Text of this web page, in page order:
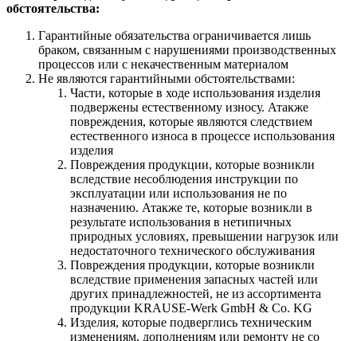
обстоятельства:
Гарантийные обязательства ограничивается лишь
браком, связанным с нарушениями производственных
процессов или с некачественным материалом
Не являются гарантийными обстоятельствами:
Части, которые в ходе использования изделия
подвержены естественному износу. Атакже
повреждения, которые являются следствием
естественного износа в процессе использования
изделия
Повреждения продукции, которые возникли
вследствие несоблюдения инструкции по
эксплуатации или использования не по
назначению. Атакже те, которые возникли в
результате использования в нетипичных
природных условиях, превышении нагрузок или
недостаточного технического обслуживания
Повреждения продукции, которые возникли
вследствие применения запасных частей или
других принадлежностей, не из ассортимента
продукции KRAUSE-Werk GmbH & Со. KG
Изделия, которые подверглись техническим
изменениям, дополнениям или ремонту не со